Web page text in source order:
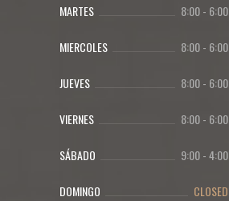
MARTES 8:00- 6:00
MIERCOLES 8:00- 6:00
JUEVES 8:00- 6:00
VIERNES 8:00- 6:00
SÁBADO 9:00-4:00
DOMINGO CLOSED